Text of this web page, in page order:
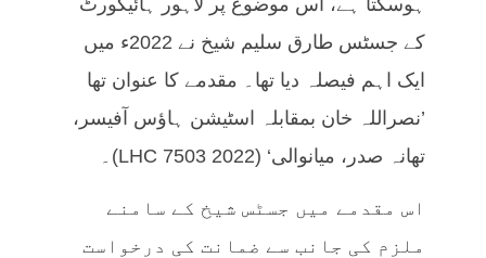
کے جسٹس طارق سلیم شیخ نے 2022ء میں
ایک اہم فیصلہ دیا تھا۔ مقدمے کا عنوان تھا
’نصراللہ خان بمقابلہ اسٹیشن ہاؤس آفیسر،
تھانہ صدر، میانوالی‘ (2022 LHC 7503)۔
اس مقدمے میں جسٹس شیخ کے سامنے
ملزم کی جانب سے ضمانت کی درخواست